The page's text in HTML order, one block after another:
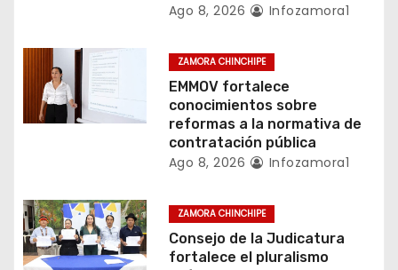
t
r
a
a
s
Ago 8, 2026 Infozamora1
ZAMORA CHINCHIPE
EMMOV fortalece
conocimientos sobre
reformas a la normativa de
contratación pública
Ago 8, 2026 Infozamora1
ZAMORA CHINCHIPE
Consejo de la Judicatura
fortalece el pluralismo